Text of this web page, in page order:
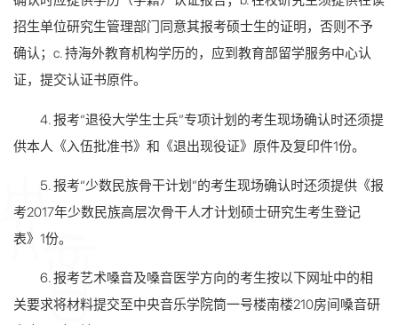
招生单位研究生管理部门同意其报考硕士生的证明，否则不予
确认；c. 持海外教育机构学历的，应到教育部留学服务中心认
证，提交认证书原件。
4. 报考“退役大学生士兵”专项计划的考生现场确认时还须提
供本人《入伍批准书》和《退出现役证》原件及复印件1份。
5. 报考“少数民族骨干计划”的考生现场确认时还须提供《报
考2017年少数民族高层次骨干人才计划硕士研究生考生登记
表》1份。
6. 报考艺术嗓音及嗓音医学方向的考生按以下网址中的相
关要求将材料提交至中央音乐学院筒一号楼南楼210房间嗓音研